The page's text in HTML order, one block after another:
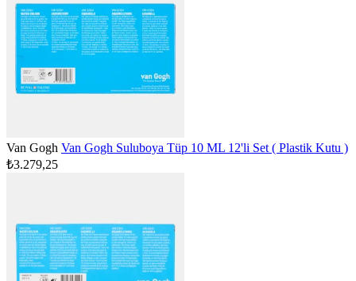
Van Gogh Van Gogh Suluboya Tüp 10 ML 12'li Set ( Plastik Kutu )
₺3.279,25